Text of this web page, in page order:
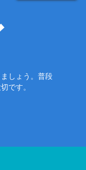
しょう。普段
です。